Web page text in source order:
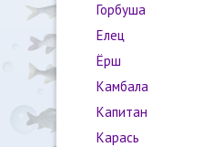
Горбуша
Елец
Ёрш
Камбала
Капитан
Карась